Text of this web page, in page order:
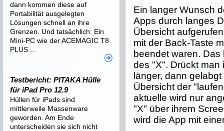
Ein langer Wunsch
Apps durch langes
Übersicht
mit der Back-Taste
beendet waren.
des "X". Drückt man
länger, dann
Übersicht der
aktuelle wird nur
"X" über ihrem
wird die App mit
dann kommen diese auf
Portabilität ausgelegten
Lösungen schnell an ihre
Grenzen. Und tatsächlich: Ein
Mini-PC wie der ACEMAGIC T8
PLUS ...
Testbericht: PITAKA Hülle
für iPad Pro 12.9
Hüllen für iPads sind
mittlerweile Massenware
geworden. Am Ende
unterscheiden sie sich nicht